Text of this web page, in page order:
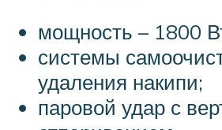
мощность – 1800
системы
удаления накипи;
паровой удар с